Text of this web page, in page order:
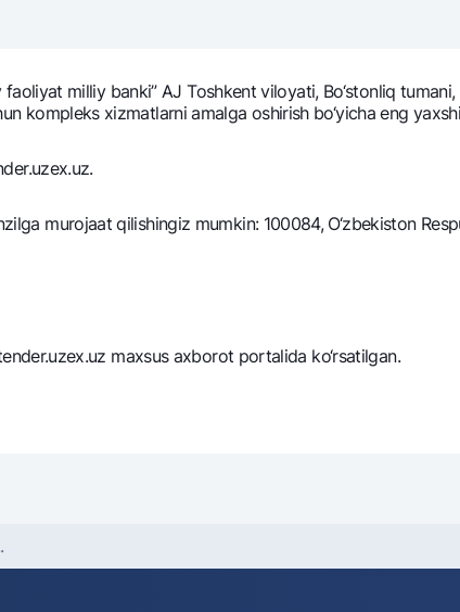
Valyutalar kursi
Aksiyalar
milliy banki” AJ Toshkеnt viloyati, Bo‘stonliq
komplеks xizmatlarni amalga oshirish bo‘yicha eng
murojaat qilishingiz mumkin: 100084, O‘zbekiston
maxsus axborot portalida ko‘rsatilgan.